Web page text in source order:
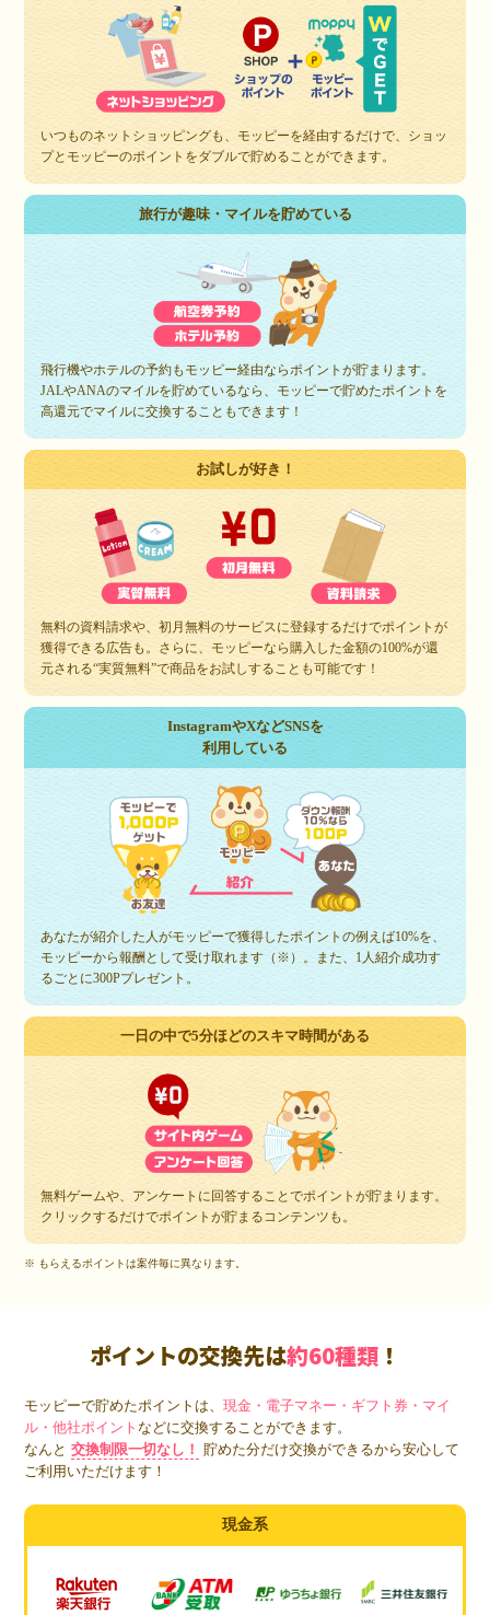
いつものネットショッピングも、モッピーを経由するだけで、ショッ
プとモッピーのポイントをダブルで貯めることができます。
旅行が趣味・マイルを貯めている
飛行機やホテルの予約もモッピー経由ならポイントが貯まります。
JALやANAのマイルを貯めているなら、モッピーで貯めたポイントを
高還元でマイルに交換することもできます！
お試しが好き！
無料の資料請求や、初月無料のサービスに登録するだけでポイントが
獲得できる広告も。さらに、モッピーなら購入した金額の100%が還
元される“実質無料”で商品をお試しすることも可能です！
InstagramやXなどSNSを
利用している
あなたが紹介した人がモッピーで獲得したポイントの例えば10%を、
モッピーから報酬として受け取れます（※）。また、1人紹介成功す
るごとに300Pプレゼント。
一日の中で5分ほどのスキマ時間がある
無料ゲームや、アンケートに回答することでポイントが貯まります。
クリックするだけでポイントが貯まるコンテンツも。
※ もらえるポイントは案件毎に異なります。
ポイントの交換先は約60種類 ！
モッピーで貯めたポイントは、現金・電子マネー・ギフト券・マイ
ル・他社ポイントなどに交換することができます。
なんと 交換制限一切なし！
貯めた分だけ交換ができるから安心して
ご利用いただけます！
現金系